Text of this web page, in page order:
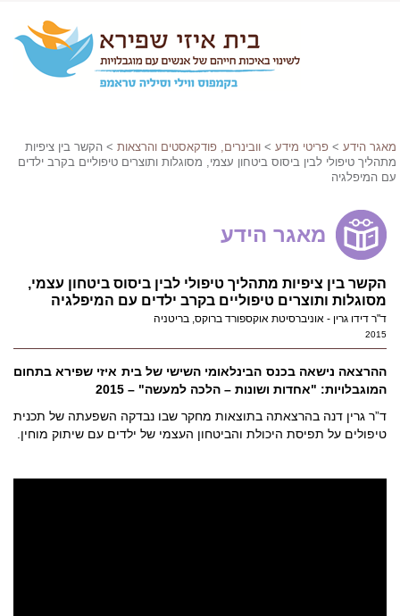
מאגר הידע > פריטי מידע > וובינרים, פודקאסטים והרצאות > הקשר בין ציפיות
מתהליך טיפולי לבין ביסוס ביטחון עצמי, מסוגלות ותוצרים טיפוליים בקרב ילדים
עם המיפלגיה
מאגר הידע
הקשר בין ציפיות מתהליך טיפולי לבין ביסוס ביטחון עצמי,
מסוגלות ותוצרים טיפוליים בקרב ילדים עם המיפלגיה
ד"ר דידו גרין - אוניברסיטת אוקספורד ברוקס, בריטניה
2015
ההרצאה נישאה בכנס הבינלאומי השישי של בית איזי שפירא בתחום
המוגבלויות: "אחדות ושונות – הלכה למעשה" – 2015
ד”ר גרין דנה בהרצאתה בתוצאות מחקר שבו נבדקה השפעתה של תכנית
טיפולים על תפיסת היכולת והביטחון העצמי של ילדים עם שיתוק מוחין.